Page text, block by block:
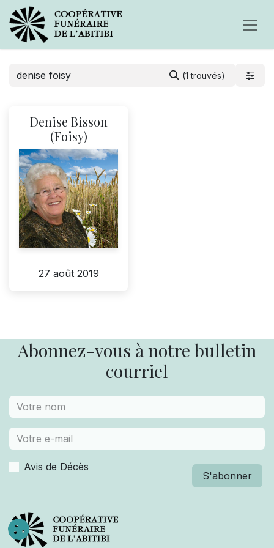
(1 trouvés)
Denise Bisson
(Foisy)
27 août 2019
Abonnez-vous à notre bulletin
courriel
Avis de Décès
S'abonner